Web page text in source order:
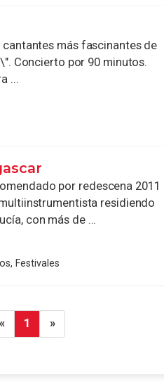
más fascinantes de
Concierto por 90 minutos.
...
por redescena 2011
residiendo
con más de ...
Festivales
« 1 »